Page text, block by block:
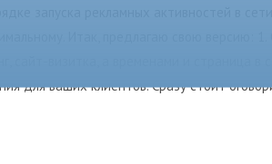
запуска рекламных активностей в
Итак, предлагаю свою версию: 1.
визитка, а временами и страница в
для ваших клиентов. Сразу стоит